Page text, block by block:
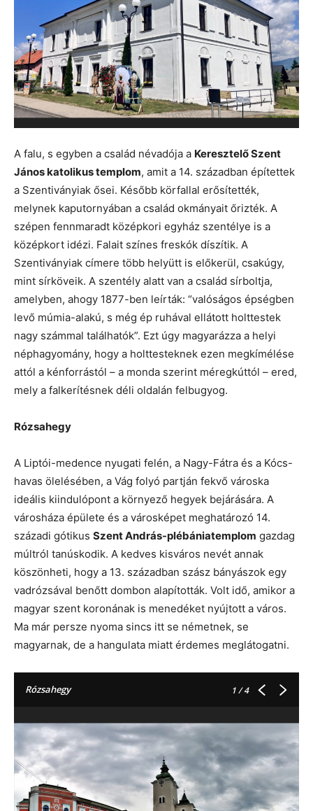
A falu, s egyben a család névadója a Keresztelő Szent
János katolikus templom, amit a 14. században építettek
a Szentiványiak ősei. Később körfallal erősítették,
melynek kaputornyában a család okmányait őrizték. A
szépen fennmaradt középkori egyház szentélye is a
középkort idézi. Falait színes freskók díszítik. A
Szentiványiak címere több helyütt is előkerül, csakúgy,
mint sírköveik. A szentély alatt van a család sírboltja,
amelyben, ahogy 1877-ben leírták: “valóságos épségben
levő múmia-alakú, s még ép ruhával ellátott holttestek
nagy számmal találhatók”. Ezt úgy magyarázza a helyi
néphagyomány, hogy a holttesteknek ezen megkímélése
attól a kénforrástól – a monda szerint méregkúttól – ered,
mely a falkerítésnek déli oldalán felbugyog.
Rózsahegy
A Liptói-medence nyugati felén, a Nagy-Fátra és a Kócs-
havas ölelésében, a Vág folyó partján fekvő városka
ideális kiindulópont a környező hegyek bejárására. A
városháza épülete és a városképet meghatározó 14.
századi gótikus Szent András-plébániatemplom gazdag
múltról tanúskodik. A kedves kisváros nevét annak
köszönheti, hogy a 13. században szász bányászok egy
vadrózsával benőtt dombon alapították. Volt idő, amikor a
magyar szent koronának is menedéket nyújtott a város.
Ma már persze nyoma sincs itt se németnek, se
magyarnak, de a hangulata miatt érdemes meglátogatni.
Rózsahegy 1/ 4